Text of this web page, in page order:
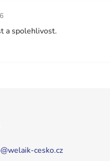
obchodu je 5 z 5 hvězdiček.
a spolehlivost.
@welaik-cesko.cz